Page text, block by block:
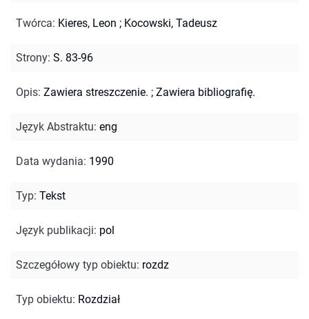
Twórca: Kieres, Leon ; Kocowski, Tadeusz
Strony: S. 83-96
Opis: Zawiera streszczenie. ; Zawiera bibliografię.
Język Abstraktu: eng
Data wydania: 1990
Typ: Tekst
Język publikacji: pol
Szczegółowy typ obiektu: rozdz
Typ obiektu: Rozdział